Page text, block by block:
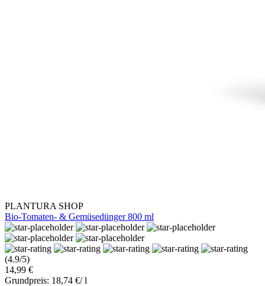
PLANTURA SHOP
Bio-Tomaten- & Gemüsedünger 800 ml
(4.9/5)
14,99 €
Grundpreis: 18,74 €/ l